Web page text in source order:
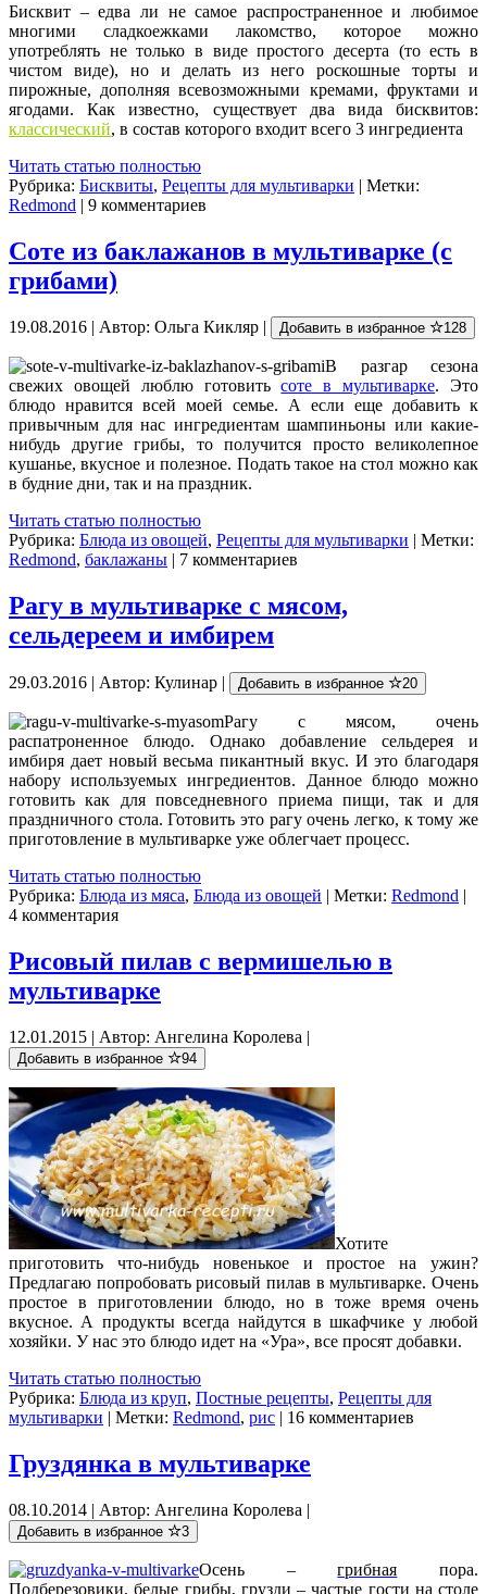
Бисквит – едва ли не самое распространенное и любимое
многими сладкоежками лакомство, которое можно
употреблять не только в виде простого десерта (то есть в
чистом виде), но и делать из него роскошные торты и
пирожные, дополняя всевозможными кремами, фруктами и
ягодами. Как известно, существует два вида бисквитов:
классический, в состав которого входит всего 3 ингредиента
Читать статью полностью
Рубрика: Бисквиты, Рецепты для мультиварки | Метки:
Redmond | 9 комментариев
Соте из баклажанов в мультиварке (с
грибами)
19.08.2016 | Автор: Ольга Кикляр | Добавить в избранное 128
В разгар сезона
свежих овощей люблю готовитьсоте в мультиварке. Это
блюдо нравится всей моей семье. А если еще добавить к
привычным для нас ингредиентам шампиньоны или какие-
нибудь другие грибы, то получится просто великолепное
кушанье, вкусное и полезное. Подать такое на стол можно как
в будние дни, так и на праздник.
Читать статью полностью
Рубрика: Блюда из овощей, Рецепты для мультиварки | Метки:
Redmond, баклажаны | 7 комментариев
Рагу в мультиварке с мясом,
сельдереем и имбирем
29.03.2016 | Автор: Кулинар | Добавить в избранное 20
Рагу с мясом, очень
распатроненное блюдо. Однако добавление сельдерея и
имбиря дает новый весьма пикантный вкус. И это благодаря
набору используемых ингредиентов. Данное блюдо можно
готовить как для повседневного приема пищи, так и для
праздничного стола. Готовить это рагу очень легко, к тому же
приготовление в мультиварке уже облегчает процесс.
Читать статью полностью
Рубрика: Блюда из мяса, Блюда из овощей | Метки: Redmond |
4 комментария
Рисовый пилав с вермишелью в
мультиварке
12.01.2015 | Автор: Ангелина Королева |
Добавить в избранное 94
Хотите
приготовить что-нибудь новенькое и простое на ужин?
Предлагаю попробовать рисовый пилав в мультиварке. Очень
простое в приготовлении блюдо, но в тоже время очень
вкусное. А продукты всегда найдутся в шкафчике у любой
хозяйки. У нас это блюдо идет на «Ура», все просят добавки.
Читать статью полностью
Рубрика: Блюда из круп, Постные рецепты, Рецепты для
мультиварки | Метки: Redmond, рис | 16 комментариев
Груздянка в мультиварке
08.10.2014 | Автор: Ангелина Королева |
Добавить в избранное 3
Осень –грибная пора.
Подберезовики, белые грибы, грузди – частые гости на столе